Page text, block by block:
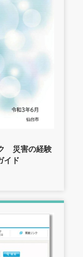
災害の経験
イド